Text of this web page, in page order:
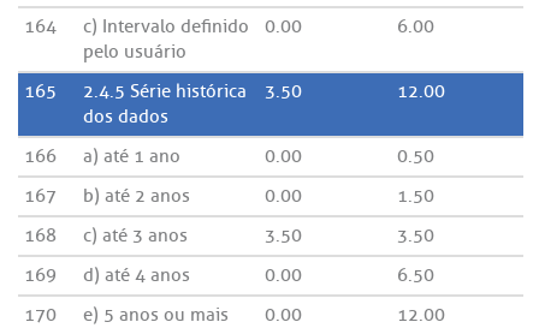
164
c) Intervalo definido
pelo usuário
0.00 6.00
165
2.4.5 Série histórica
dos dados
3.50 12.00
166 a) até 1 ano 0.00
0.50
167
b) até 2 anos 0.00
1.50
168
c) até 3 anos 3.50
3.50
169
d) até 4 anos 0.00
6.50
170
e) 5 anos ou mais 0.00
12.00